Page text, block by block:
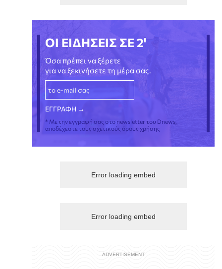
ΟΙ ΕΙΔΗΣΕΙΣ ΣΕ 2'
Όσα πρέπει να ξέρετε
για να ξεκινήσετε τη μέρα σας.
* Με την εγγραφή σας στο newsletter του Dnews,
αποδέχεστε τους σχετικούς όρους χρήσης
Error loading embed
Error loading embed